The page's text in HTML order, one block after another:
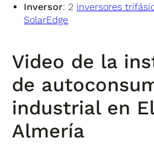
Inversor: 2 inversores
SolarEdge
Video de la
de
industrial en
Almería